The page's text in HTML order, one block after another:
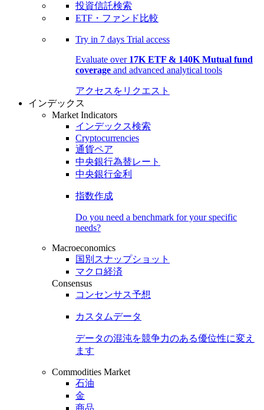
投資信託検索
ETF・ファンド比較
Try in 7 days Trial access
Evaluate over 17K ETF & 140K Mutual fund
coverage and advanced analytical tools
アクセスをリクエスト
インデックス
Market Indicators
インデックス検索
Cryptocurrencies
通貨ペア
中央銀行為替レート
中央銀行金利
指数作成
Do you need a benchmark for your specific
needs?
Macroeconomics
国別スナップショット
マクロ経済
Consensus
コンセンサス予想
カスタムデータ
データの混沌を競争力のある優位性に変え
ます
Commodities Market
石油
金
商品